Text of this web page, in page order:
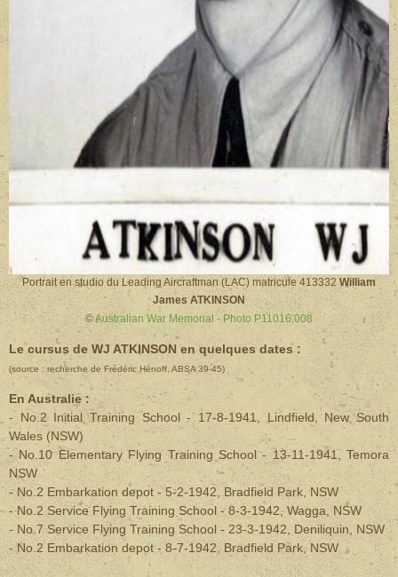
Portrait en studio du Leading Aircraftman (LAC) matricule 413332 William
James ATKINSON
©Australian War Memorial - Photo P11016.008
Le cursus de WJ ATKINSON en quelques dates :
(source : recherche de Frédéric Hénoff, ABSA 39-45)
En Australie :
- No.2 Initial Training School - 17-8-1941, Lindfield, New South
Wales (NSW)
- No.10 Elementary Flying Training School - 13-11-1941, Temora
NSW
- No.2 Embarkation depot - 5-2-1942, Bradfield Park, NSW
- No.2 Service Flying Training School - 8-3-1942, Wagga, NSW
- No.7 Service Flying Training School - 23-3-1942, Deniliquin, NSW
- No.2 Embarkation depot - 8-7-1942, Bradfield Park, NSW